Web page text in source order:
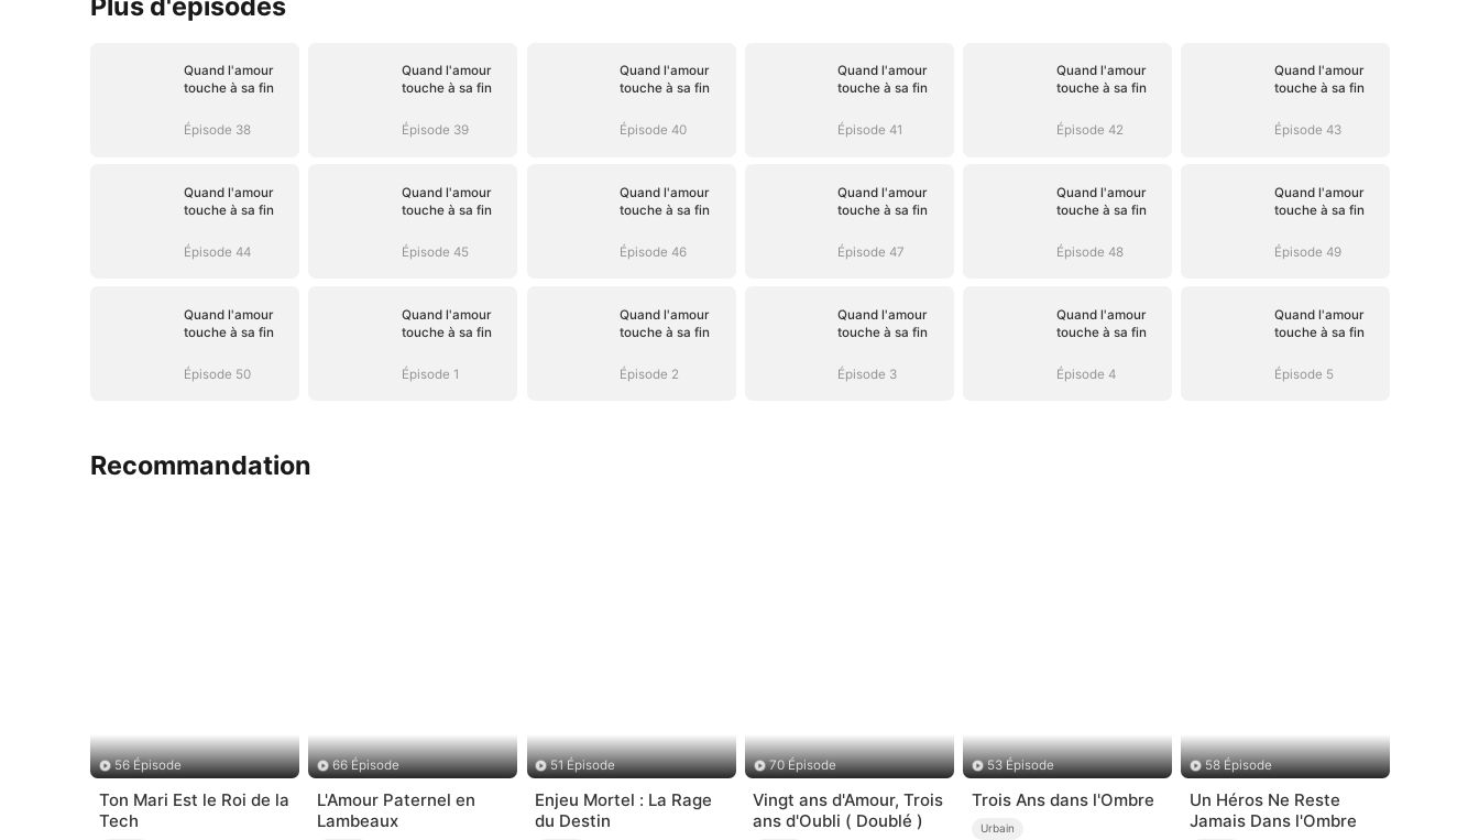
Quand l'amour
touche à sa fin
Épisode 38
Quand l'amour
touche à sa fin
Épisode 39
Quand l'amour
touche à sa fin
Épisode 40
Quand l'amour
touche à sa fin
Épisode 41
Quand l'amour
touche à sa fin
Épisode 42
Quand l'amour
touche à sa fin
Épisode 43
Quand l'amour
touche à sa fin
Épisode 44
Quand l'amour
touche à sa fin
Épisode 45
Quand l'amour
touche à sa fin
Épisode 46
Quand l'amour
touche à sa fin
Épisode 47
Quand l'amour
touche à sa fin
Épisode 48
Quand l'amour
touche à sa fin
Épisode 49
Quand l'amour
touche à sa fin
Épisode 50
Quand l'amour
touche à sa fin
Épisode 1
Quand l'amour
touche à sa fin
Épisode 2
Quand l'amour
touche à sa fin
Épisode 3
Quand l'amour
touche à sa fin
Épisode 4
Quand l'amour
touche à sa fin
Épisode 5
Recommandation
56 Épisode
Ton Mari Est le Roi de la
Tech
66 Épisode
L'Amour Paternel en
Lambeaux
51 Épisode
Enjeu Mortel : La Rage
du Destin
70 Épisode
Vingt ans d'Amour, Trois
ans d'Oubli ( Doublé )
53 Épisode
Trois Ans dans l'Ombre
Urbain
58 Épisode
Un Héros Ne Reste
Jamais Dans l'Ombre